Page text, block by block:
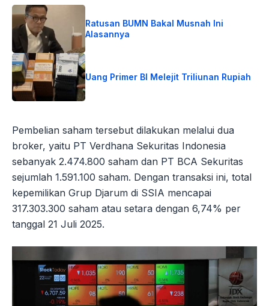
Ratusan BUMN Bakal Musnah Ini
Alasannya
Uang Primer BI Melejit Triliunan Rupiah
Pembelian saham tersebut dilakukan melalui dua
broker, yaitu PT Verdhana Sekuritas Indonesia
sebanyak 2.474.800 saham dan PT BCA Sekuritas
sejumlah 1.591.100 saham. Dengan transaksi ini, total
kepemilikan Grup Djarum di SSIA mencapai
317.303.300 saham atau setara dengan 6,74% per
tanggal 21 Juli 2025.